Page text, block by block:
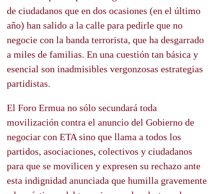
de ciudadanos que en dos ocasiones (en el último
año) han salido a la calle para pedirle que no
negocie con la banda terrorista, que ha desgarrado
a miles de familias. En una cuestión tan básica y
esencial son inadmisibles vergonzosas estrategias
partidistas.
El Foro Ermua no sólo secundará toda
movilización contra el anuncio del Gobierno de
negociar con ETA sino que llama a todos los
partidos, asociaciones, colectivos y ciudadanos
para que se movilicen y expresen su rechazo ante
esta indignidad anunciada que humilla gravemente